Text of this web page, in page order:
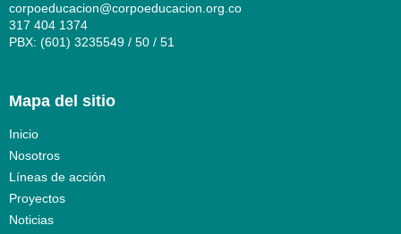
corpoeducacion@corpoeducacion.org.co
317 404 1374
PBX: (601) 3235549 / 50 / 51
Mapa del sitio
Inicio
Nosotros
Líneas de acción
Proyectos
Noticias